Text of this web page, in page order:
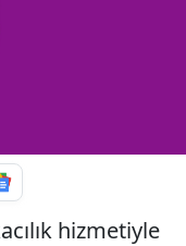
hizmetiyle